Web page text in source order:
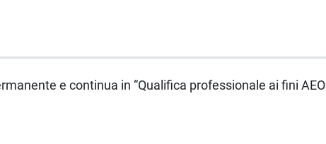
e continua in “Qualifica professionale ai fini AEO